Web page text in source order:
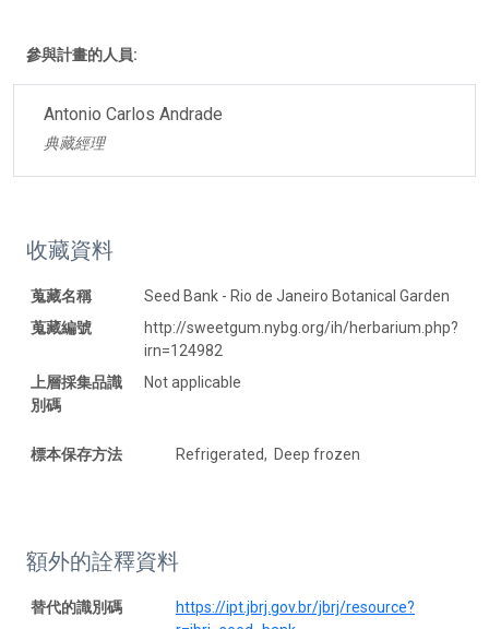
參與計畫的人員:
Antonio Carlos Andrade
典藏經理
收藏資料
蒐藏名稱
Seed Bank - Rio de Janeiro Botanical Garden
蒐藏編號
http://sweetgum.nybg.org/ih/herbarium.php?
irn=124982
上層採集品識
別碼
Not applicable
標本保存方法 Refrigerated, Deep frozen
額外的詮釋資料
替代的識別碼
https://ipt.jbrj.gov.br/jbrj/resource?